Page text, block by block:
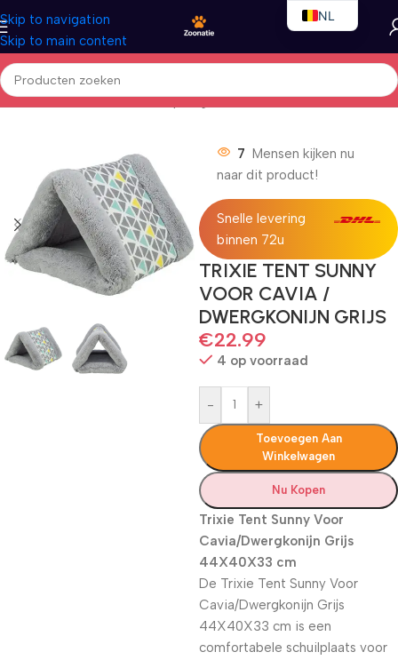
Skip to navigation
Skip to main content
Home/Kleindieren/Kleindierspeelgoed
7 Mensen kijken nu
naar dit product!
Snelle levering
binnen 72u
TRIXIE TENT SUNNY
VOOR CAVIA /
DWERGKONIJN GRIJS
€22.99
4 op voorraad
- +
Toevoegen Aan
Winkelwagen
Nu Kopen
Trixie Tent Sunny Voor
Cavia/Dwergkonijn Grijs
44X40X33 cm
De Trixie Tent Sunny Voor
Cavia/Dwergkonijn Grijs
44X40X33 cm is een
comfortabele schuilplaats voor
NL